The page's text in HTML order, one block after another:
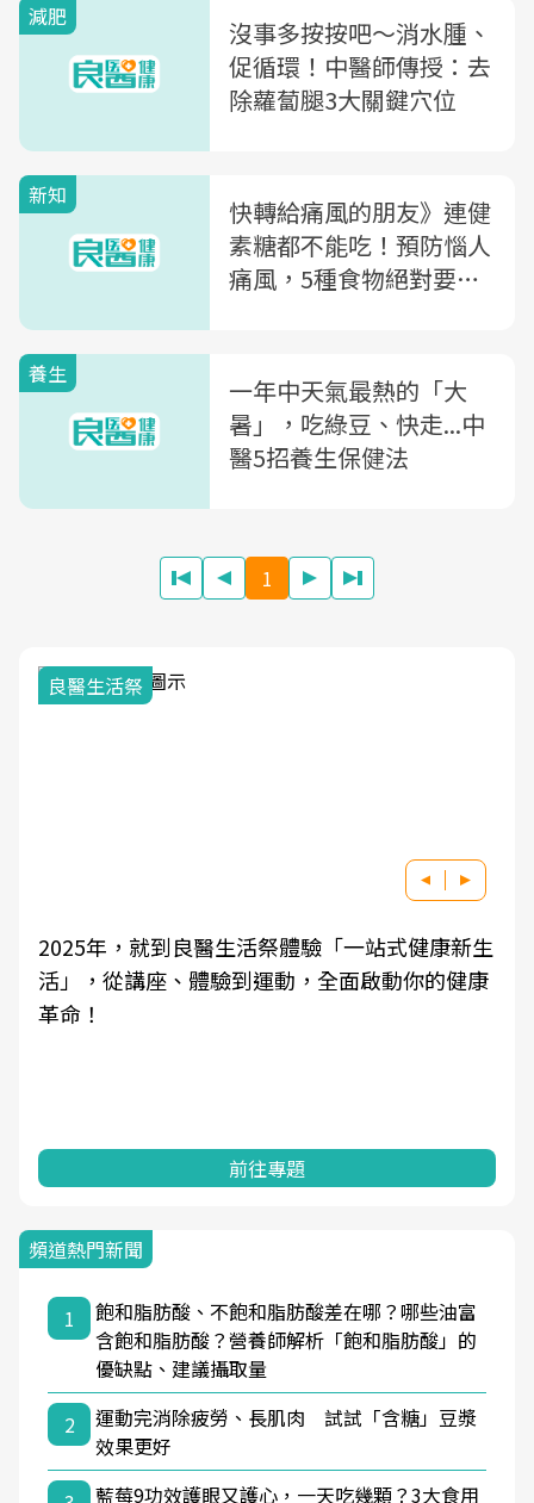
減肥
沒事多按按吧～消水腫、
促循環！中醫師傳授：去
除蘿蔔腿3大關鍵穴位
新知
快轉給痛風的朋友》連健
素糖都不能吃！預防惱人
痛風，5種食物絕對要忌
養生
一年中天氣最熱的「大
暑」，吃綠豆、快走...中
醫5招養生保健法
1
醫生活祭體驗「一站式健康新生
體驗到運動，全面啟動你的健康
良醫健康網從「
學觀點與日常感
頻道熱門新聞
1
飽和脂肪酸、不飽和脂肪酸差在哪？哪些油富
含飽和脂肪酸？營養師解析「飽和脂肪酸」的
優缺點、建議攝取量
2
運動完消除疲勞、長肌肉 試試「含糖」豆漿
效果更好
藍莓9功效護眼又護心，一天吃幾顆？3大食用